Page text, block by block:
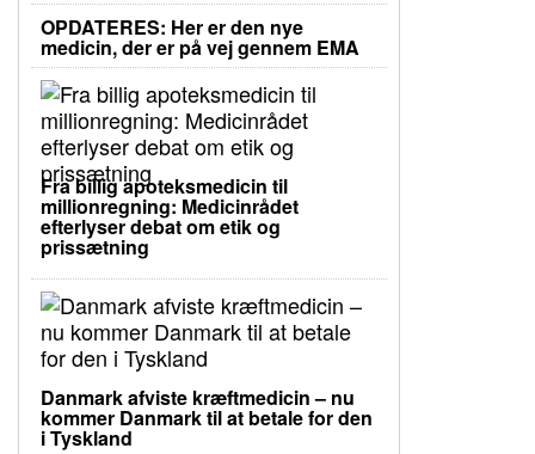
OPDATERES: Her er den nye
medicin, der er på vej gennem EMA
Fra billig apoteksmedicin til
millionregning: Medicinrådet
efterlyser debat om etik og
prissætning
Danmark afviste kræftmedicin – nu
kommer Danmark til at betale for den
i Tyskland